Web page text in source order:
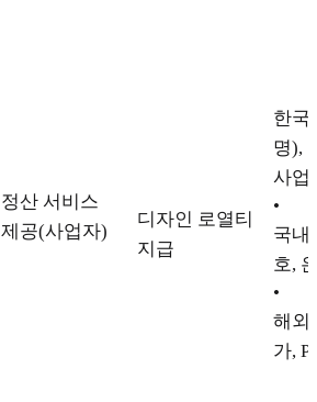
정산 서비스
제공(사업자)
디자인 로열티
지급
한국
명),
사업
•
국내
호,
•
해외
가,